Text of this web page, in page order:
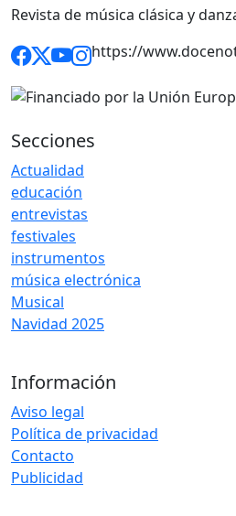
Revista de música clásica y
https://
Secciones
Actualidad
educación
entrevistas
festivales
instrumentos
música electrónica
Musical
Navidad 2025
Información
Aviso legal
Política de privacidad
Contacto
Publicidad